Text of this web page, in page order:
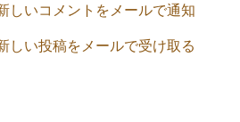
しいコメントをメールで通知
しい投稿をメールで受け取る